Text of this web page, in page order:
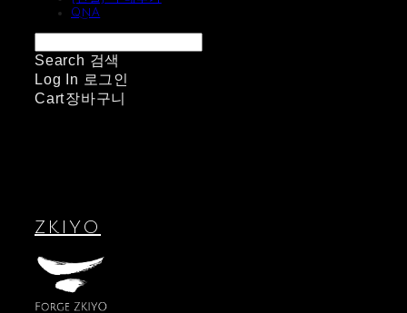
QnA
Search 검색
Log In 로그인
Cart장바구니
ZKIYO